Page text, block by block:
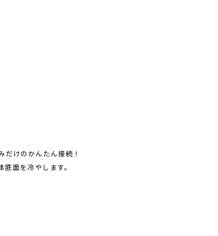
けのかんたん接続！
面を冷やします。